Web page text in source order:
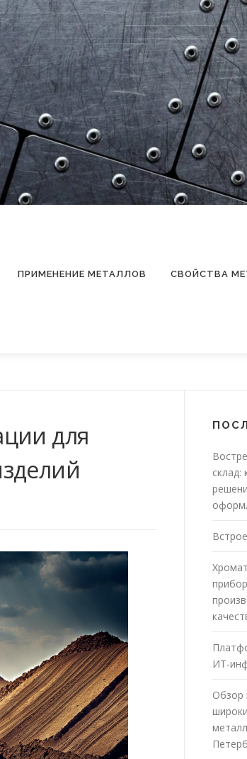
ПРИМЕНЕНИЕ МЕТАЛЛОВ СВОЙСТВА
для
ИТ-
Обзор